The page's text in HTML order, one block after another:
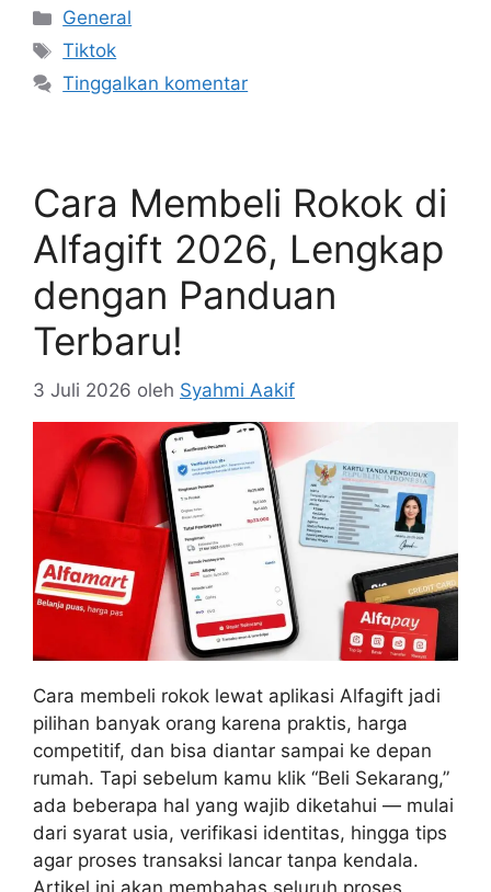
Kategori
General
Tag
Tiktok
Tinggalkan komentar
Cara Membeli Rokok di
Alfagift 2026, Lengkap
dengan Panduan
Terbaru!
3 Juli 2026 oleh Syahmi Aakif
Cara membeli rokok lewat aplikasi Alfagift jadi
pilihan banyak orang karena praktis, harga
competitif, dan bisa diantar sampai ke depan
rumah. Tapi sebelum kamu klik “Beli Sekarang,”
ada beberapa hal yang wajib diketahui — mulai
dari syarat usia, verifikasi identitas, hingga tips
agar proses transaksi lancar tanpa kendala.